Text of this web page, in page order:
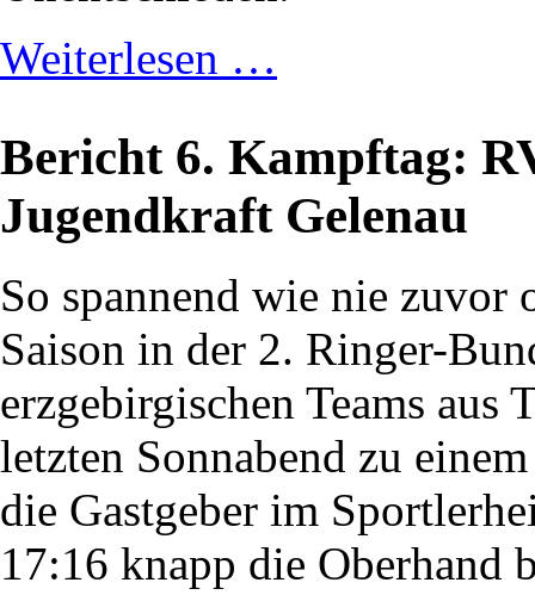
Weiterlesen …
Bericht 6. Kampftag:
Jugendkraft Gelenau
So spannend wie nie zuvor
Saison in der 2. Ringer-
erzgebirgischen Teams aus
letzten Sonnabend zu
die Gastgeber im
17:16 knapp die Oberhand